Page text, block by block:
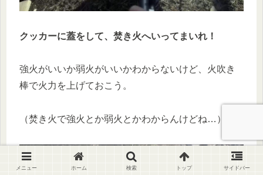
クッカーに蓋をして、焚き火へいってまいれ！
強火がいいか弱火がいいかわからないけど、火吹き
棒で火力を上げておこう。
（焚き火で強火とか弱火とかわからんけどね…）
メニュー ホーム 検索 トップ サイドバー